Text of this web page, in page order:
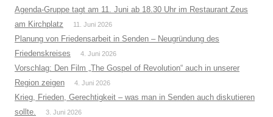
Agenda-Gruppe tagt am 11. Juni ab 18.30 Uhr im Restaurant Zeus
am Kirchplatz
11. Juni 2026
Planung von Friedensarbeit in Senden – Neugründung des
Friedenskreises
4. Juni 2026
Vorschlag: Den Film „The Gospel of Revolution“ auch in unserer
Region zeigen
4. Juni 2026
Krieg, Frieden, Gerechtigkeit – was man in Senden auch diskutieren
sollte.
3. Juni 2026